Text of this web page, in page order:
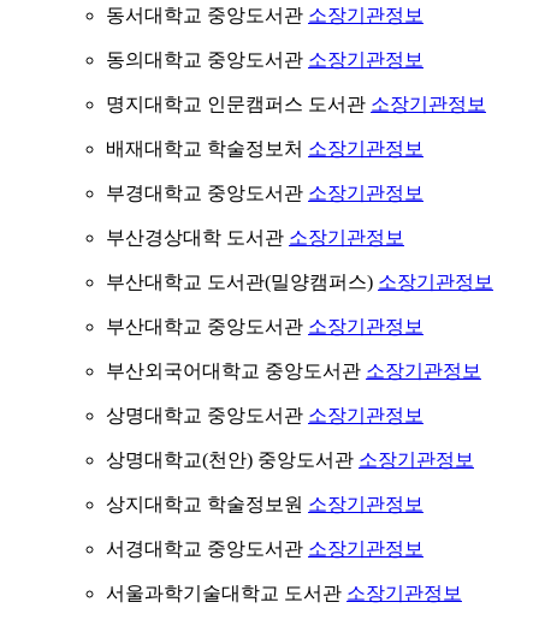
동서대학교 중앙도서관 소장기관정보
동의대학교 중앙도서관 소장기관정보
명지대학교 인문캠퍼스 도서관 소장기관정보
배재대학교 학술정보처 소장기관정보
부경대학교 중앙도서관 소장기관정보
부산경상대학 도서관 소장기관정보
부산대학교 도서관(밀양캠퍼스) 소장기관정보
부산대학교 중앙도서관 소장기관정보
부산외국어대학교 중앙도서관 소장기관정보
상명대학교 중앙도서관 소장기관정보
상명대학교(천안) 중앙도서관 소장기관정보
상지대학교 학술정보원 소장기관정보
서경대학교 중앙도서관 소장기관정보
서울과학기술대학교 도서관 소장기관정보